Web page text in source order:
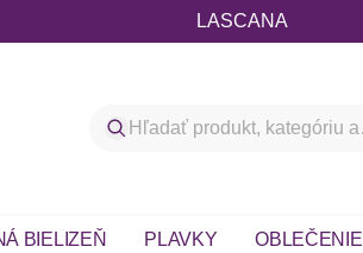
LASCANA
BIELIZEŇ PLAVKY OBLEČENIE